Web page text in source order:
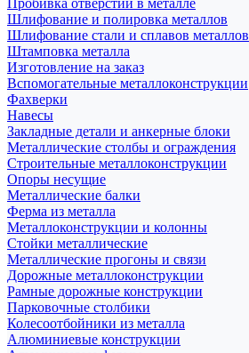
Пробивка отверстий в металле
Шлифование и полировка металлов
Шлифование стали и сплавов металлов
Штамповка металла
Изготовление на заказ
Вспомогательные металлоконструкции
Фахверки
Навесы
Закладные детали и анкерные блоки
Металлические столбы и ограждения
Строительные металлоконструкции
Опоры несущие
Металлические балки
Ферма из металла
Металлоконструкции и колонны
Стойки металлические
Металлические прогоны и связи
Дорожные металлоконструкции
Рамные дорожные конструкции
Парковочные столбики
Колесоотбойники из металла
Алюминиевые конструкции